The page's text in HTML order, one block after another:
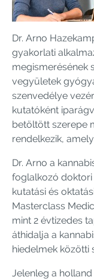
Dr. Arno
gyakorlati
megismerésének
vegyületek
szenvedélye
kutatóként
betöltött szerepe
rendelkezik,
Dr. Arno a
foglalkozó doktori
kutatási és
Masterclass
mint 2 évtizedes
áthidalja a
hiedelmek közötti
Jelenleg a